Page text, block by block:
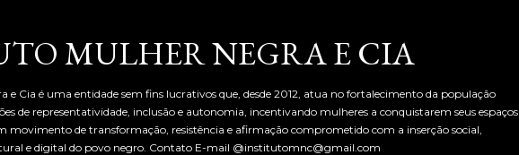
MULHER NEGRA E CIA
e Cia é uma entidade sem fins lucrativos que, desde 2012, atua no fortalecimento da população
de representatividade, inclusão e autonomia, incentivando mulheres a conquistarem seus espaços
movimento de transformação, resistência e afirmação comprometido com a inserção social,
e digital do povo negro. Contato E-mail @institutomnc@gmail.com